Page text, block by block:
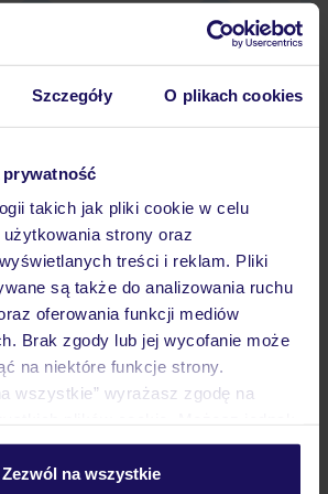
Szczegóły O plikach cookies
prywatność
takich jak pliki cookie w celu
strony oraz
treści i reklam. Pliki
są także do analizowania ruchu
oferowania funkcji mediów
Brak zgody lub jej wycofanie może
na niektóre funkcje strony.
wszystkie” wyrażasz zgodę na
wybór wchodząc w zakładkę
Zezwól na wszystkie